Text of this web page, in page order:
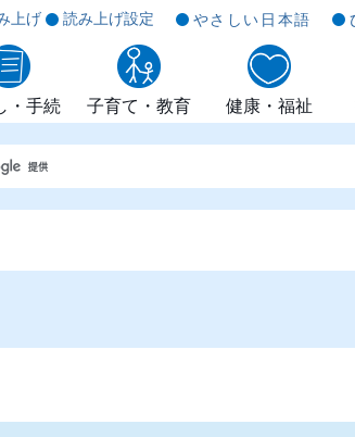
上げ 読み上げ設定 やさしい日本語
・手続 子育て・教育 健康・福祉